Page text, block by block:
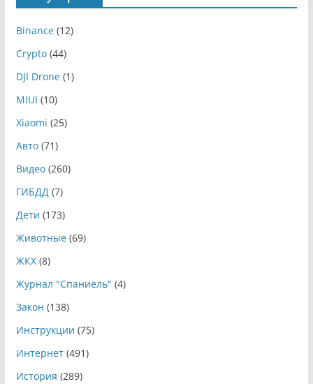
Binance(12)
Crypto(44)
DJI Drone(1)
MIUI (10)
Xiaomi (25)
Авто(71)
Видео(260)
ГИБДД(7)
Дети (173)
Животные(69)
ЖКХ(8)
Журнал "Спаниель" (4)
Закон (138)
Инструкции (75)
Интернет(491)
История (289)